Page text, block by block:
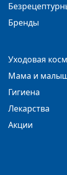
Бренды
Уходовая
Мама и
Гигиена
Лекарства
Акции